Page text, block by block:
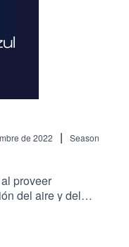
de 2022 |
Season
proveer
del aire y del
y otros
a